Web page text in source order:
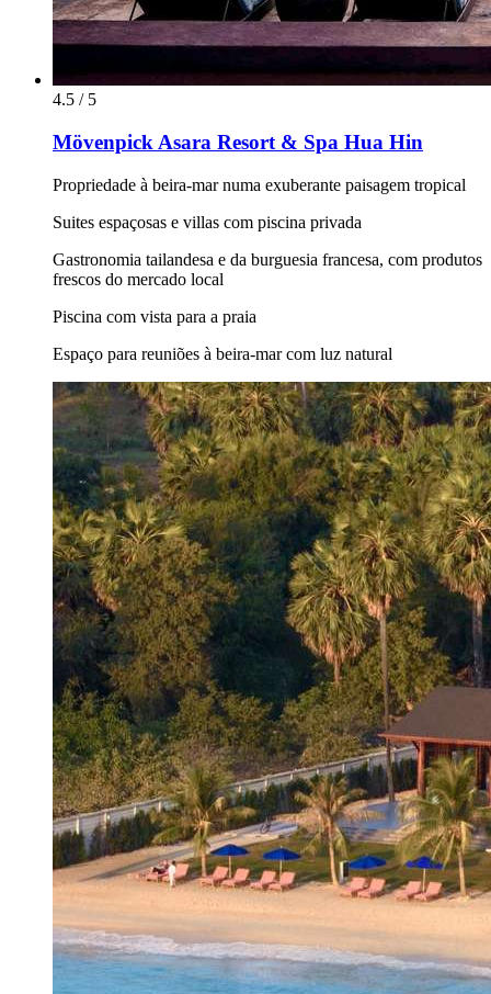
4.5 / 5
Mövenpick Asara Resort & Spa Hua Hin
Propriedade à beira-mar numa exuberante paisagem tropical
Suites espaçosas e villas com piscina privada
Gastronomia tailandesa e da burguesia francesa, com produtos
frescos do mercado local
Piscina com vista para a praia
Espaço para reuniões à beira-mar com luz natural